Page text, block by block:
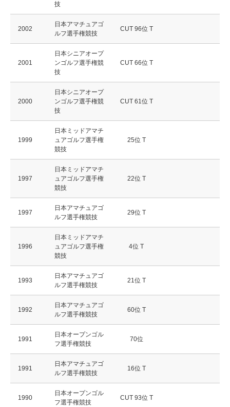
技
2002
日本アマチュアゴ
ルフ選手権競技
CUT 96位 T
2001
日本シニアオープ
ンゴルフ選手権競
技
CUT 66位 T
2000
日本シニアオープ
ンゴルフ選手権競
技
CUT 61位 T
1999
日本ミッドアマチ
ュアゴルフ選手権
競技
25位 T
1997
日本ミッドアマチ
ュアゴルフ選手権
競技
22位 T
1997
日本アマチュアゴ
ルフ選手権競技
29位 T
1996
日本ミッドアマチ
ュアゴルフ選手権
競技
4位 T
1993
日本アマチュアゴ
ルフ選手権競技
21位 T
1992
日本アマチュアゴ
ルフ選手権競技
60位 T
1991
日本オープンゴル
フ選手権競技
70位
1991
日本アマチュアゴ
ルフ選手権競技
16位 T
1990
日本オープンゴル
フ選手権競技
CUT 93位 T